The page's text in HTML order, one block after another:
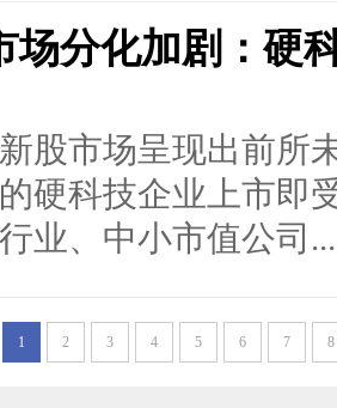
场分化加剧：硬
股市场呈现出前所
硬科技企业上市即
业、中小市值公司...
1 2 3 4 5 6 7 8